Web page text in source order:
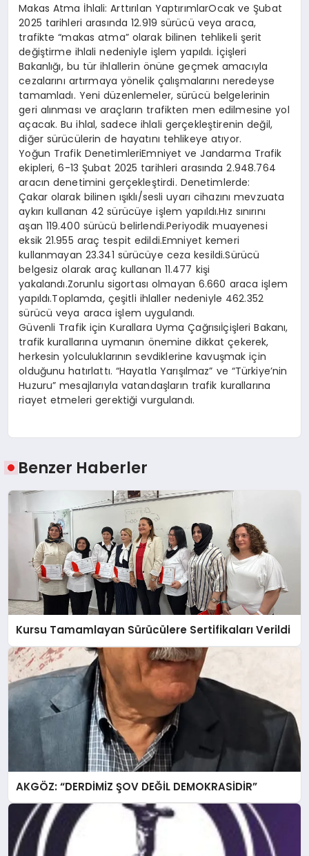
Makas Atma İhlali: Arttırılan YaptırımlarOcak ve Şubat
2025 tarihleri arasında 12.919 sürücü veya araca,
trafikte “makas atma” olarak bilinen tehlikeli şerit
değiştirme ihlali nedeniyle işlem yapıldı. İçişleri
Bakanlığı, bu tür ihlallerin önüne geçmek amacıyla
cezalarını artırmaya yönelik çalışmalarını neredeyse
tamamladı. Yeni düzenlemeler, sürücü belgelerinin
geri alınması ve araçların trafikten men edilmesine yol
açacak. Bu ihlal, sadece ihlali gerçekleştirenin değil,
diğer sürücülerin de hayatını tehlikeye atıyor.
Yoğun Trafik DenetimleriEmniyet ve Jandarma Trafik
ekipleri, 6-13 Şubat 2025 tarihleri arasında 2.948.764
aracın denetimini gerçekleştirdi. Denetimlerde:
Çakar olarak bilinen ışıklı/sesli uyarı cihazını mevzuata
aykırı kullanan 42 sürücüye işlem yapıldı.Hız sınırını
aşan 119.400 sürücü belirlendi.Periyodik muayenesi
eksik 21.955 araç tespit edildi.Emniyet kemeri
kullanmayan 23.341 sürücüye ceza kesildi.Sürücü
belgesiz olarak araç kullanan 11.477 kişi
yakalandı.Zorunlu sigortası olmayan 6.660 araca işlem
yapıldı.Toplamda, çeşitli ihlaller nedeniyle 462.352
sürücü veya araca işlem uygulandı.
Güvenli Trafik için Kurallara Uyma Çağrısıİçişleri Bakanı,
trafik kurallarına uymanın önemine dikkat çekerek,
herkesin yolculuklarının sevdiklerine kavuşmak için
olduğunu hatırlattı. “Hayatla Yarışılmaz” ve “Türkiye’nin
Huzuru” mesajlarıyla vatandaşların trafik kurallarına
riayet etmeleri gerektiği vurgulandı.
Benzer Haberler
Kursu Tamamlayan Sürücülere Sertifikaları Verildi
AKGÖZ: “DERDİMİZ ŞOV DEĞİL DEMOKRASİDİR”